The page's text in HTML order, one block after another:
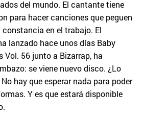
del mundo. El cantante tiene
para hacer canciones que peguen
en el trabajo. El
lanzado hace unos días Baby
Vol. 56 junto a Bizarrap, ha
se viene nuevo disco. ¿Lo
hay que esperar nada para poder
Y es que estará disponible